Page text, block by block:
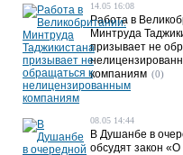
14.05 16:08
Работа в
Минтруда
призывает не
компаниям (0)
08.05 14:44
В Душанбе в
обсудят закон